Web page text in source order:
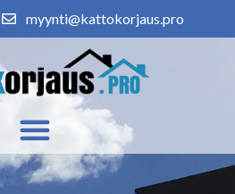
myynti@kattokorjaus.pro